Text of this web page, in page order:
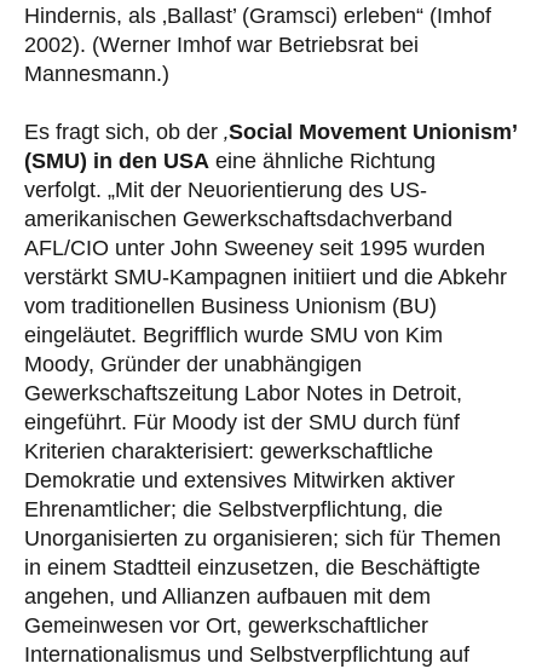
Hindernis, als ‚Ballast’ (Gramsci) erleben“ (Imhof
2002). (Werner Imhof war Betriebsrat bei
Mannesmann.)
Es fragt sich, ob der ‚Social Movement Unionism’
(SMU) in den USA eine ähnliche Richtung
verfolgt. „Mit der Neuorientierung des US-
amerikanischen Gewerkschaftsdachverband
AFL/CIO unter John Sweeney seit 1995 wurden
verstärkt SMU-Kampagnen initiiert und die Abkehr
vom traditionellen Business Unionism (BU)
eingeläutet. Begrifflich wurde SMU von Kim
Moody, Gründer der unabhängigen
Gewerkschaftszeitung Labor Notes in Detroit,
eingeführt. Für Moody ist der SMU durch fünf
Kriterien charakterisiert: gewerkschaftliche
Demokratie und extensives Mitwirken aktiver
Ehrenamtlicher; die Selbstverpflichtung, die
Unorganisierten zu organisieren; sich für Themen
in einem Stadtteil einzusetzen, die Beschäftigte
angehen, und Allianzen aufbauen mit dem
Gemeinwesen vor Ort, gewerkschaftlicher
Internationalismus und Selbstverpflichtung auf